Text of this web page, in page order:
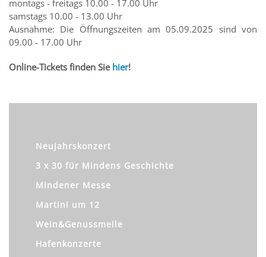
montags - freitags 10.00 - 17.00 Uhr
samstags 10.00 - 13.00 Uhr
Ausnahme: Die Öffnungszeiten am 05.09.2025 sind von
09.00 - 17.00 Uhr
Online-Tickets finden Sie hier!
Neujahrskonzert
3 x 30 für Mindens Geschichte
Mindener Messe
Martini um 12
Wein&Genussmeile
Hafenkonzerte